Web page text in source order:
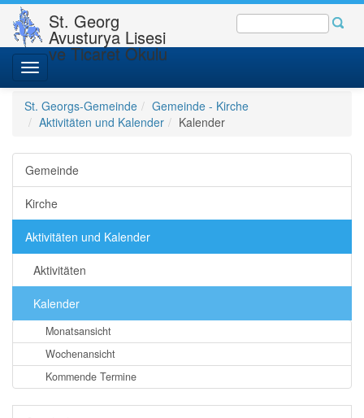
St. Georg
Avusturya Lisesi
ve Ticaret Okulu
Toggle
navigation
St. Georgs-Gemeinde
Gemeinde - Kirche
Aktivitäten und Kalender
Kalender
Gemeinde
Kirche
Aktivitäten und Kalender
Aktivitäten
Kalender
Monatsansicht
Wochenansicht
Kommende Termine